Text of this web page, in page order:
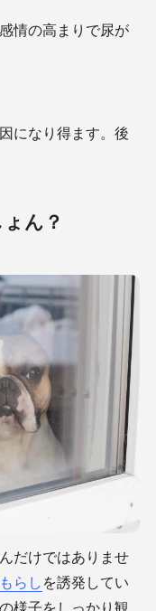
情の高まりで尿が
になり得ます。後
ん？
だけではありませ
らし を誘発してい